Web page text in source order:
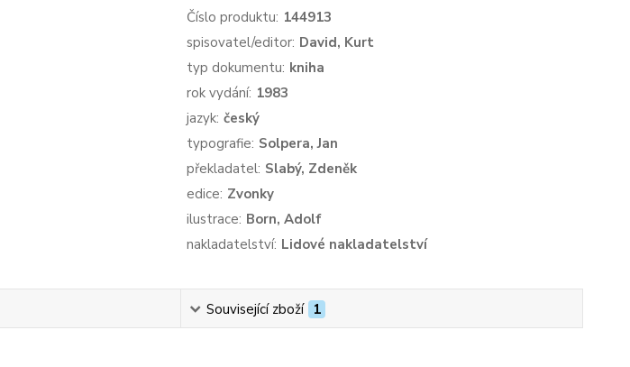
Číslo produktu: 144913
spisovatel/editor: David, Kurt
typ dokumentu: kniha
rok vydání: 1983
jazyk: český
typografie: Solpera, Jan
překladatel: Slabý, Zdeněk
edice: Zvonky
ilustrace: Born, Adolf
nakladatelství: Lidové nakladatelství
Související zboží 1